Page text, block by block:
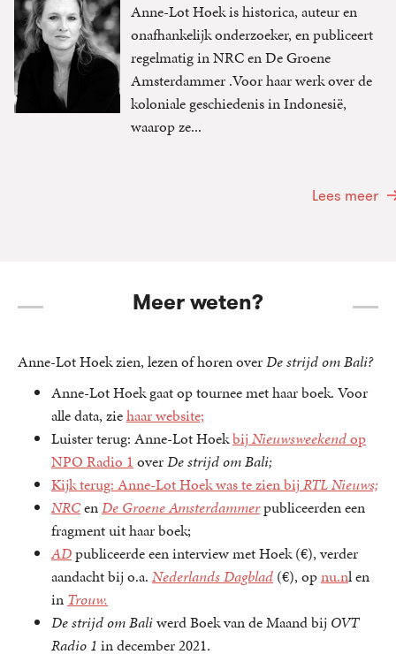
Anne-Lot Hoek is historica, auteur en
onafhankelijk onderzoeker, en publiceert
regelmatig in NRC en De Groene
Amsterdammer .Voor haar werk over de
koloniale geschiedenis in Indonesië,
waarop ze...
Lees meer
Meer weten?
Anne-Lot Hoek zien, lezen of horen overDe strijd om Bali?
Anne-Lot Hoek gaat op tournee met haar boek. Voor
alle data, ziehaar website;
Luister terug: Anne-Lot Hoekbij Nieuwsweekendop
NPO Radio 1 overDe strijd om Bali;
Kijk terug: Anne-Lot Hoek was te zien bij RTL Nieuws;
NRCenDe Groene Amsterdammerpubliceerden een
fragment uit haar boek;
ADpubliceerde een interview met Hoek (€), verder
aandacht bij o.a. Nederlands Dagblad (€), opnu.nl en
in Trouw.
De strijd om Baliwerd Boek van de Maand bij OVT
Radio 1 in december 2021.